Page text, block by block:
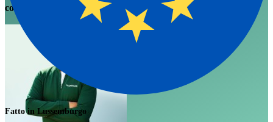
costruire.
Fatto in Lussemburgo